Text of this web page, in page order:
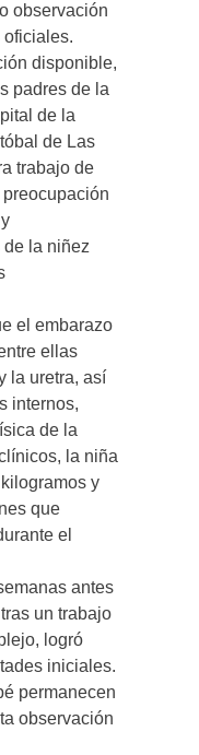
observación
oficiales.
disponible,
padres de la
de la
de Las
trabajo de
la niñez
el embarazo
ellas
la uretra, así
internos,
de la
la niña
y
que
el
antes
un trabajo
logró
iniciales.
permanecen
observación